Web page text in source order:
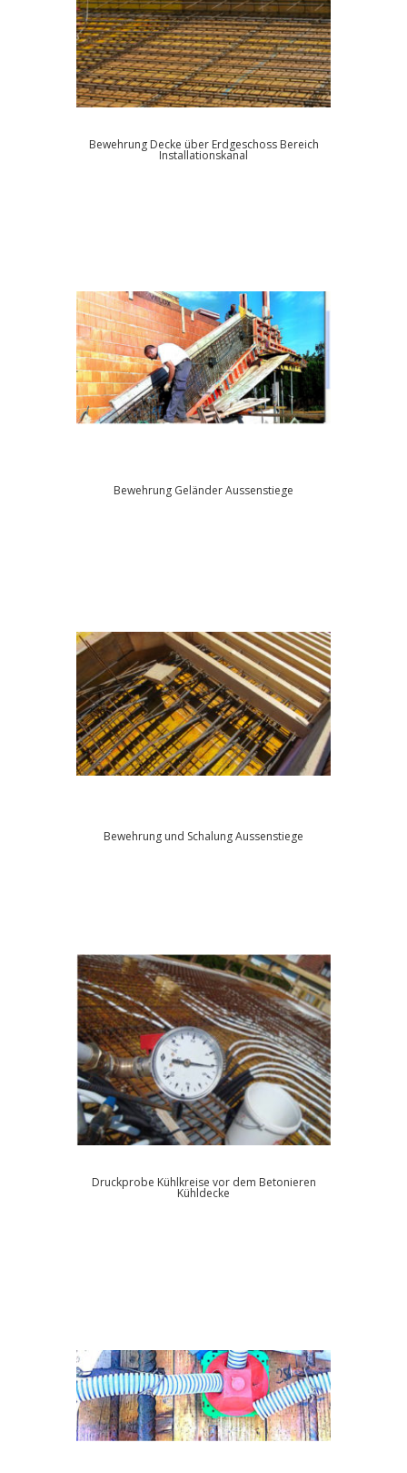
Bewehrung Decke über Erdgeschoss Bereich
Installationskanal
Bewehrung Geländer Aussenstiege
Bewehrung und Schalung Aussenstiege
Druckprobe Kühlkreise vor dem Betonieren
Kühldecke